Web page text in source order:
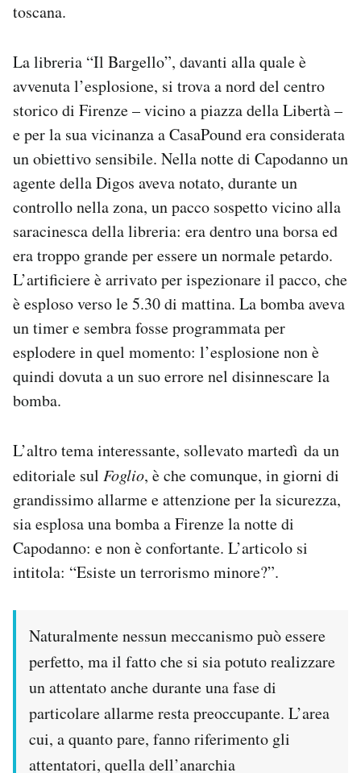
toscana.
La libreria “Il Bargello”, davanti alla quale è
avvenuta l’esplosione, si trova a nord del centro
storico di Firenze – vicino a piazza della Libertà –
e per la sua vicinanza a CasaPound era considerata
un obiettivo sensibile. Nella notte di Capodanno un
agente della Digos aveva notato, durante un
controllo nella zona, un pacco sospetto vicino alla
saracinesca della libreria: era dentro una borsa ed
era troppo grande per essere un normale petardo.
L’artificiere è arrivato per ispezionare il pacco, che
è esploso verso le 5.30 di mattina. La bomba aveva
un timer e sembra fosse programmata per
esplodere in quel momento: l’esplosione non è
quindi dovuta a un suo errore nel disinnescare la
bomba.
L’altro tema interessante, sollevato martedì da un
editoriale sul Foglio, è che comunque, in giorni di
grandissimo allarme e attenzione per la sicurezza,
sia esplosa una bomba a Firenze la notte di
Capodanno: e non è confortante. L’articolo si
intitola: “Esiste un terrorismo minore?”.
Naturalmente nessun meccanismo può essere
perfetto, ma il fatto che si sia potuto realizzare
un attentato anche durante una fase di
particolare allarme resta preoccupante. L’area
cui, a quanto pare, fanno riferimento gli
attentatori, quella dell’anarchia